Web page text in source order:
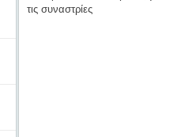
τις συναστρίες